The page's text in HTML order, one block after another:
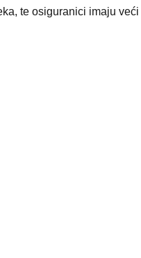
te osiguranici imaju veći